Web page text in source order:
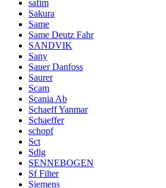
safim
Sakura
Same
Same Deutz Fahr
SANDVIK
Sany
Sauer Danfoss
Saurer
Scam
Scania Ab
Schaeff Yanmar
Schaeffer
schopf
Sct
Sdlg
SENNEBOGEN
Sf Filter
Siemens